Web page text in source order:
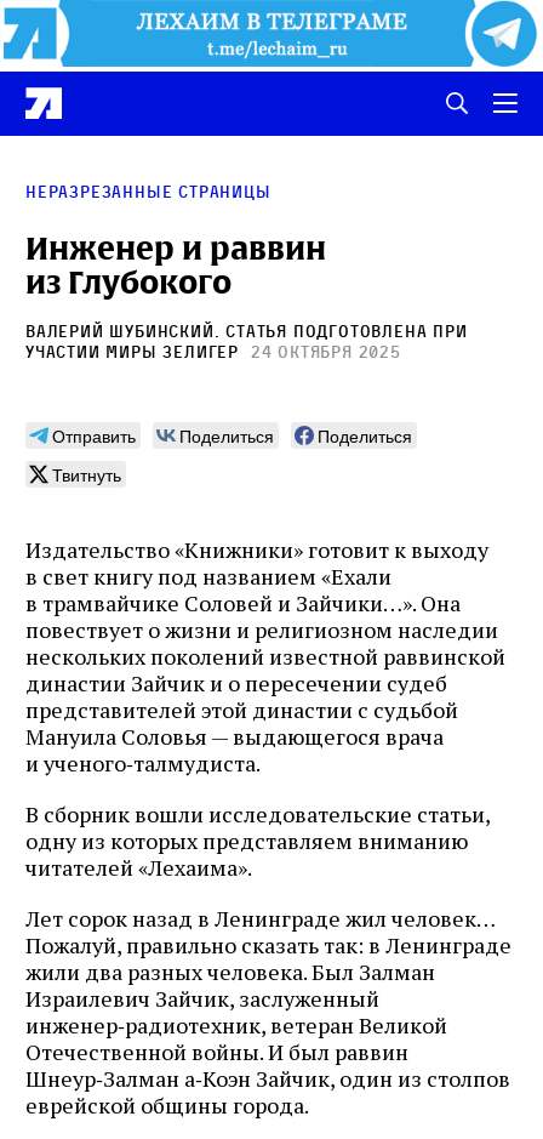
Неразрезанные страницы
Инженер и раввин
из Глубокого
Валерий Шубинский . Статья подготовлена при
участии Миры Зелигер 24 октября 2025
Отправить Поделиться
Поделиться
Твитнуть
Издательство «Книжники» готовит к выходу
в свет книгу под названием «Ехали
в трамвайчике Соловей и Зайчики…». Она
повествует о жизни и религиозном наследии
нескольких поколений известной раввинской
династии Зайчик и о пересечении судеб
представителей этой династии с судьбой
Мануила Соловья — выдающегося врача
и ученого‑талмудиста.
В сборник вошли исследовательские статьи,
одну из которых представляем вниманию
читателей «Лехаима».
Лет сорок назад в Ленинграде жил человек…
Пожалуй, правильно сказать так: в Ленинграде
жили два разных человека. Был Залман
Израилевич Зайчик, заслуженный
инженер‑радиотехник, ветеран Великой
Отечественной войны. И был раввин
Шнеур‑Залман а‑Коэн Зайчик, один из столпов
еврейской общины города.